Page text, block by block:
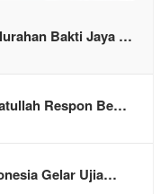
Bakti Jaya …
Respon Be…
Gelar Ujia…